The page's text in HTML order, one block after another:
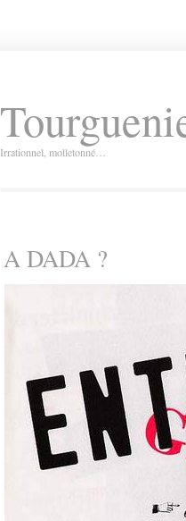
Irrationnel, molletonné…
A DADA ?